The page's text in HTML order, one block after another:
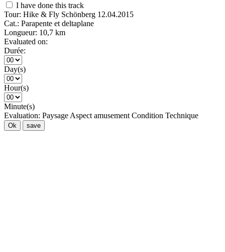
I have done this track
Tour: Hike & Fly Schönberg 12.04.2015
Cat.: Parapente et deltaplane
Longueur: 10,7 km
Evaluated on:
Durée:
Day(s)
Hour(s)
Minute(s)
Evaluation: Paysage Aspect amusement Condition Technique
Ok save